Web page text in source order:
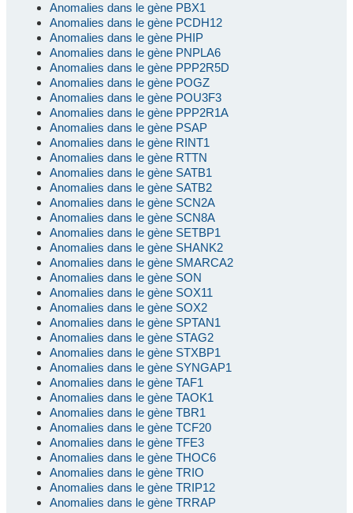
Anomalies dans le gène PBX1
Anomalies dans le gène PCDH12
Anomalies dans le gène PHIP
Anomalies dans le gène PNPLA6
Anomalies dans le gène PPP2R5D
Anomalies dans le gène POGZ
Anomalies dans le gène POU3F3
Anomalies dans le gène PPP2R1A
Anomalies dans le gène PSAP
Anomalies dans le gène RINT1
Anomalies dans le gène RTTN
Anomalies dans le gène SATB1
Anomalies dans le gène SATB2
Anomalies dans le gène SCN2A
Anomalies dans le gène SCN8A
Anomalies dans le gène SETBP1
Anomalies dans le gène SHANK2
Anomalies dans le gène SMARCA2
Anomalies dans le gène SON
Anomalies dans le gène SOX11
Anomalies dans le gène SOX2
Anomalies dans le gène SPTAN1
Anomalies dans le gène STAG2
Anomalies dans le gène STXBP1
Anomalies dans le gène SYNGAP1
Anomalies dans le gène TAF1
Anomalies dans le gène TAOK1
Anomalies dans le gène TBR1
Anomalies dans le gène TCF20
Anomalies dans le gène TFE3
Anomalies dans le gène THOC6
Anomalies dans le gène TRIO
Anomalies dans le gène TRIP12
Anomalies dans le gène TRRAP